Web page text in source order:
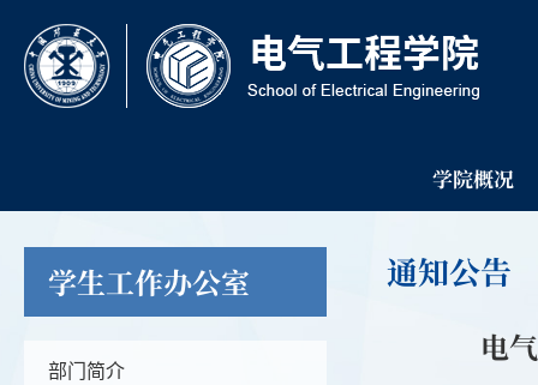
学院概况
学生工作办公室
部门简介
通知公告
电